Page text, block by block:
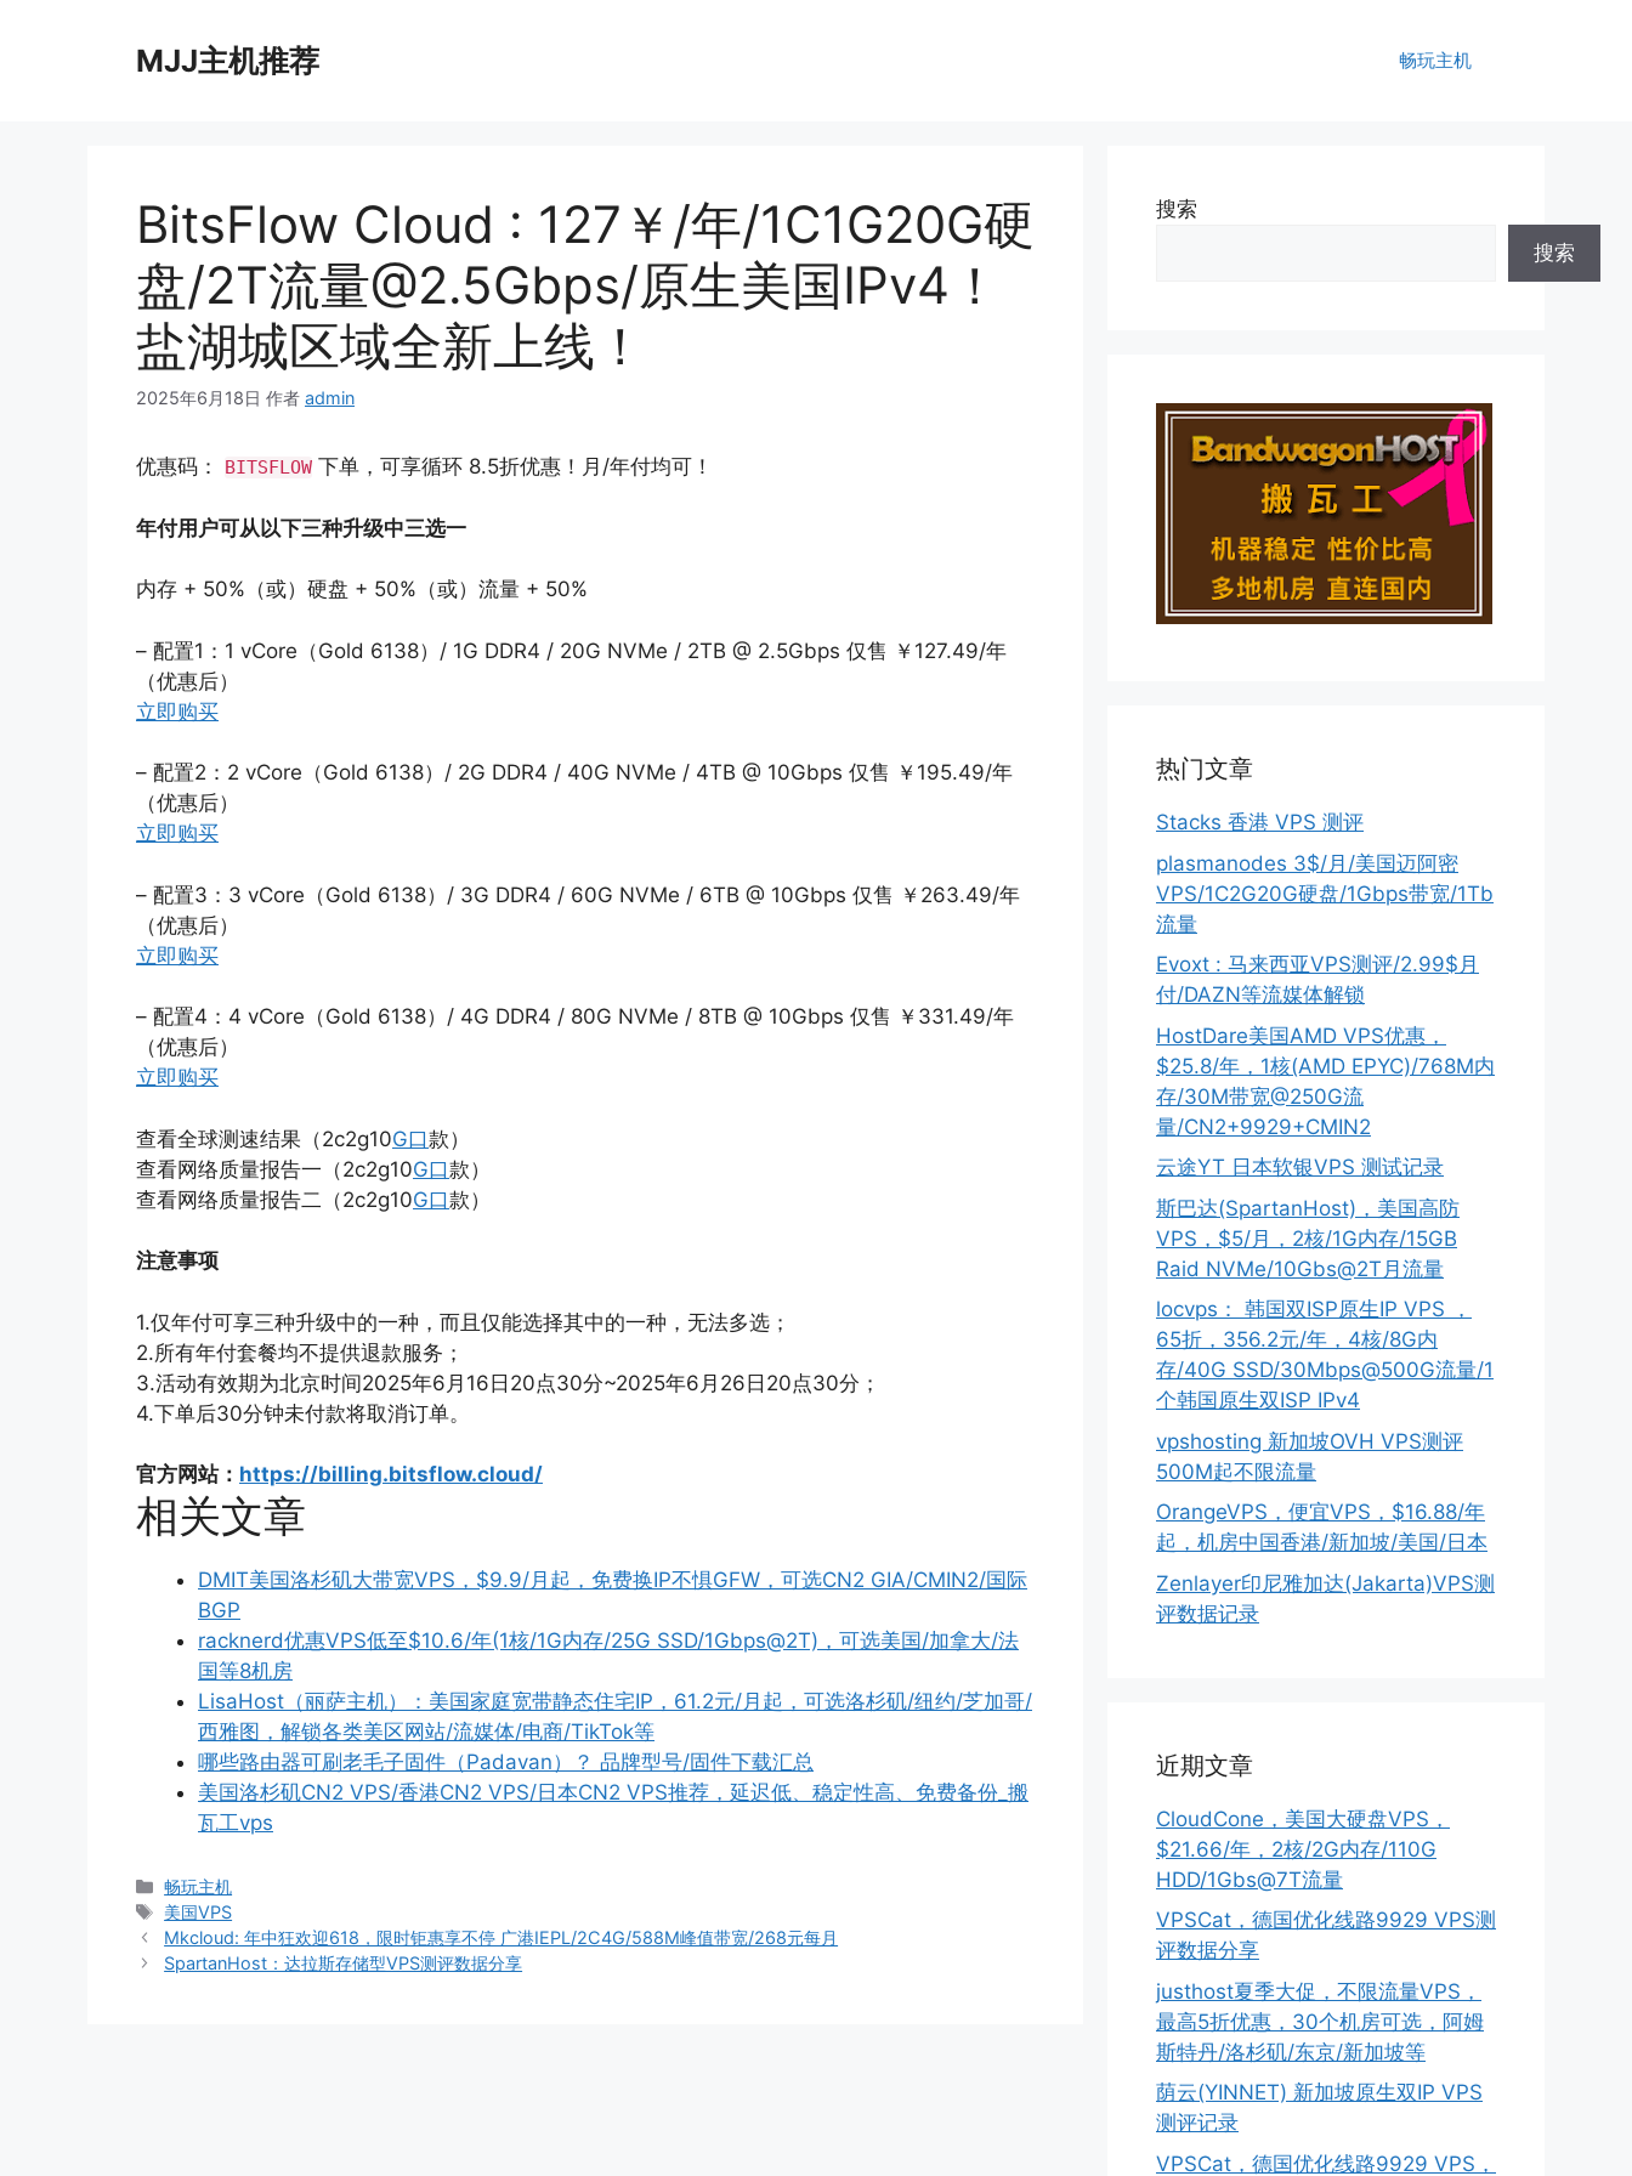
MJJ主机推荐 畅玩主机
BitsFlow Cloud : 127￥/年/1C1G20G硬
盘/2T流量@2.5Gbps/原生美国IPv4！
盐湖城区域全新上线！
2025年6月18日 作者 admin
优惠码： BITSFLOW 下单，可享循环 8.5折优惠！月/年付均可！
年付用户可从以下三种升级中三选一
内存 + 50%（或）硬盘 + 50%（或）流量 + 50%
– 配置1：1 vCore（Gold 6138）/ 1G DDR4 / 20G NVMe / 2TB @ 2.5Gbps 仅售 ￥127.49/年
（优惠后）
立即购买
– 配置2：2 vCore（Gold 6138）/ 2G DDR4 / 40G NVMe / 4TB @ 10Gbps 仅售 ￥195.49/年
（优惠后）
立即购买
– 配置3：3 vCore（Gold 6138）/ 3G DDR4 / 60G NVMe / 6TB @ 10Gbps 仅售 ￥263.49/年
（优惠后）
立即购买
– 配置4：4 vCore（Gold 6138）/ 4G DDR4 / 80G NVMe / 8TB @ 10Gbps 仅售 ￥331.49/年
（优惠后）
立即购买
查看全球测速结果（2c2g10G口款）
查看网络质量报告一（2c2g10G口款）
查看网络质量报告二（2c2g10G口款）
注意事项
1.仅年付可享三种升级中的一种，而且仅能选择其中的一种，无法多选；
2.所有年付套餐均不提供退款服务；
3.活动有效期为北京时间2025年6月16日20点30分~2025年6月26日20点30分；
4.下单后30分钟未付款将取消订单。
官方网站： https://billing.bitsflow.cloud/
相关文章
DMIT美国洛杉矶大带宽VPS，$9.9/月起，免费换IP不惧GFW，可选CN2 GIA/CMIN2/国际
BGP
racknerd优惠VPS低至$10.6/年(1核/1G内存/25G SSD/1Gbps@2T)，可选美国/加拿大/法
国等8机房
LisaHost（丽萨主机）：美国家庭宽带静态住宅IP，61.2元/月起，可选洛杉矶/纽约/芝加哥/
西雅图，解锁各类美区网站/流媒体/电商/TikTok等
哪些路由器可刷老毛子固件（Padavan）？ 品牌型号/固件下载汇总
美国洛杉矶CN2 VPS/香港CN2 VPS/日本CN2 VPS推荐，延迟低、稳定性高、免费备份_搬
瓦工vps
分
类
畅玩主机
标
签
美国VPS
Mkcloud: 年中狂欢迎618，限时钜惠享不停 广港IEPL/2C4G/588M峰值带宽/268元每月
SpartanHost：达拉斯存储型VPS测评数据分享
搜索
搜索
热门文章
Stacks 香港 VPS 测评
plasmanodes 3$/月/美国迈阿密
VPS/1C2G20G硬盘/1Gbps带宽/1Tb
流量
Evoxt : 马来西亚VPS测评/2.99$月
付/DAZN等流媒体解锁
HostDare美国AMD VPS优惠，
$25.8/年，1核(AMD EPYC)/768M内
存/30M带宽@250G流
量/CN2+9929+CMIN2
云途YT 日本软银VPS 测试记录
斯巴达(SpartanHost)，美国高防
VPS，$5/月，2核/1G内存/15GB
Raid NVMe/10Gbs@2T月流量
locvps： 韩国双ISP原生IP VPS ，
65折，356.2元/年，4核/8G内
存/40G SSD/30Mbps@500G流量/1
个韩国原生双ISP IPv4
vpshosting 新加坡OVH VPS测评
500M起不限流量
OrangeVPS，便宜VPS，$16.88/年
起，机房中国香港/新加坡/美国/日本
Zenlayer印尼雅加达(Jakarta)VPS测
评数据记录
近期文章
CloudCone，美国大硬盘VPS，
$21.66/年，2核/2G内存/110G
HDD/1Gbs@7T流量
VPSCat，德国优化线路9929 VPS测
评数据分享
justhost夏季大促，不限流量VPS，
最高5折优惠，30个机房可选，阿姆
斯特丹/洛杉矶/东京/新加坡等
荫云(YINNET) 新加坡原生双IP VPS
测评记录
VPSCat，德国优化线路9929 VPS，